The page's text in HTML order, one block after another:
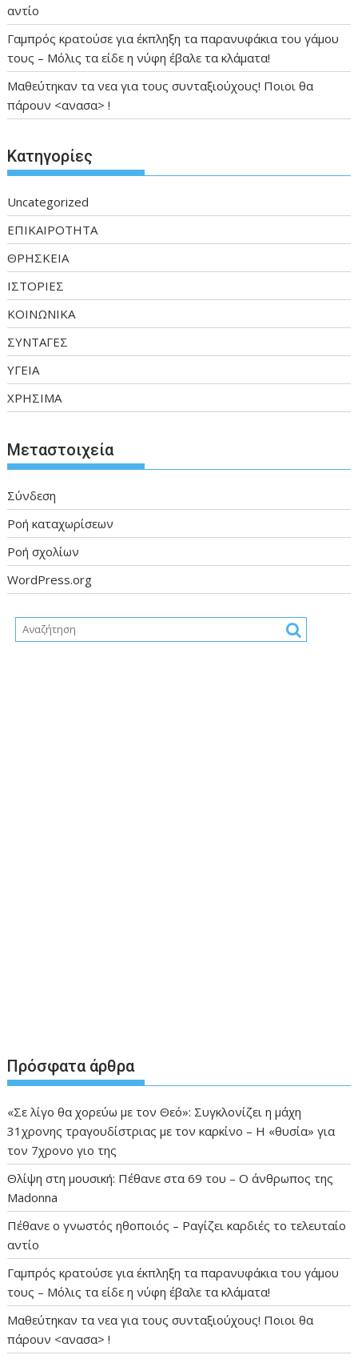
αντίο
Γαμπρός κρατούσε για έκπληξη τα παρανυφάκια του γάμου
τους – Μόλις τα είδε η νύφη έβαλε τα κλάματα!
Μαθεύτηκαν τα νεα για τους συνταξιούχους! Ποιοι θα
πάρουν <ανασα> !
Kατηγορίες
Uncategorized
ΕΠΙΚΑΙΡΟΤΗΤΑ
ΘΡΗΣΚΕΙΑ
ΙΣΤΟΡΙΕΣ
ΚΟΙΝΩΝΙΚΑ
ΣΥΝΤΑΓΕΣ
ΥΓΕΙΑ
ΧΡΗΣΙΜΑ
Μεταστοιχεία
Σύνδεση
Ροή καταχωρίσεων
Ροή σχολίων
WordPress.org
Πρόσφατα άρθρα
«Σε λίγο θα χορεύω με τον Θεό»: Συγκλονίζει η μάχη
31χρονης τραγουδίστριας με τον καρκίνο – Η «θυσία» για
τον 7χρονο γιο της
Θλίψη στη μουσική: Πέθανε στα 69 του – Ο άνθρωπος της
Madonna
Πέθανε ο γνωστός ηθοποιός – Ραγίζει καρδιές το τελευταίο
αντίο
Γαμπρός κρατούσε για έκπληξη τα παρανυφάκια του γάμου
τους – Μόλις τα είδε η νύφη έβαλε τα κλάματα!
Μαθεύτηκαν τα νεα για τους συνταξιούχους! Ποιοι θα
πάρουν <ανασα> !